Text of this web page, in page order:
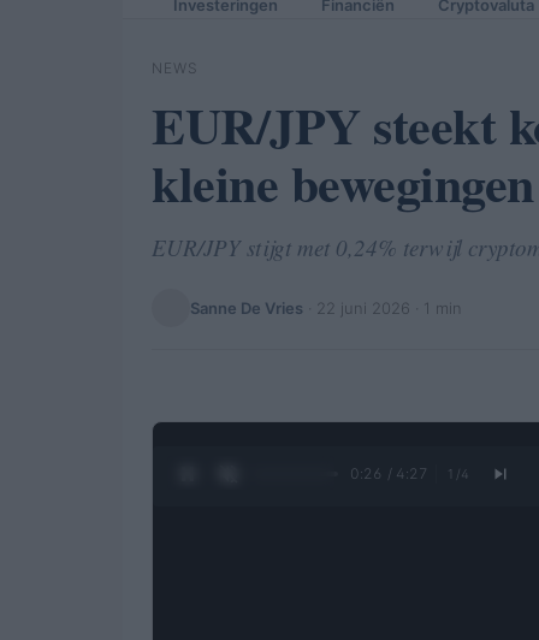
Investeringen Financiën Cryptovaluta
NEWS
EUR/JPY steekt
kleine bewegingen
EUR/JPY stijgt met 0,24% terwijl
Sanne De Vries 22 juni 2026 · 1 min
0:27 / 4:27 1 /4